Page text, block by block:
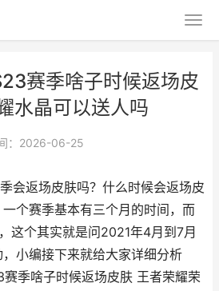
赛季啥子时候返场皮
水晶可以送人吗
：2026-06-25
会返场皮肤吗？什么时候会返场皮
个赛季基本有三个月的时间，而
这个其实就是问2021年4月到7月
小编接下来就给大家详细分析
季啥子时候返场皮肤 王者荣耀荣